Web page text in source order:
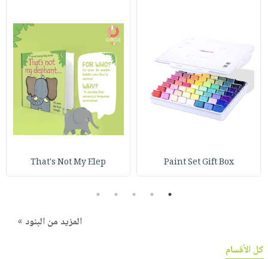
Paint Set Gift Box
That's Not My Elep
1
2
3
4
5
المزيد من البنود »
كل الأقسام